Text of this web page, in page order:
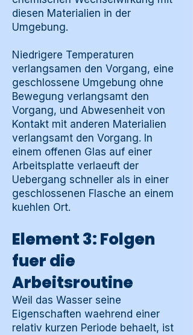
diesen Materialien in der
Umgebung.
Niedrigere Temperaturen
verlangsamen den Vorgang, eine
geschlossene Umgebung ohne
Bewegung verlangsamt den
Vorgang, und Abwesenheit von
Kontakt mit anderen Materialien
verlangsamt den Vorgang. In
einem offenen Glas auf einer
Arbeitsplatte verlaeuft der
Uebergang schneller als in einer
geschlossenen Flasche an einem
kuehlen Ort.
Element 3: Folgen
fuer die
Arbeitsroutine
Weil das Wasser seine
Eigenschaften waehrend einer
relativ kurzen Periode behaelt, ist